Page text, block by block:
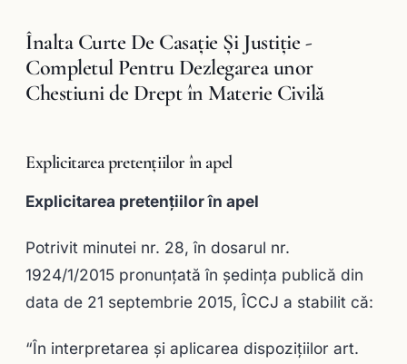
Înalta Curte De Casaţie Şi Justiţie -
Completul Pentru Dezlegarea unor
Chestiuni de Drept în Materie Civilă
Explicitarea pretenţiilor în apel
Explicitarea pretenţiilor în apel
Potrivit minutei nr. 28, în dosarul nr.
1924/1/2015 pronunţată în şedinţa publică din
data de 21 septembrie 2015, ÎCCJ a stabilit că:
“În interpretarea şi aplicarea dispoziţiilor art.